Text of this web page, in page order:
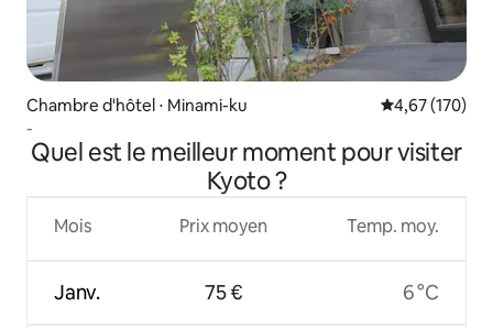
Chambre d'hôtel ⋅ Minami-ku Évaluation
4,67 (170)
-
Quel est le meilleur moment pour visiter
Kyoto ?
Mois
Janv.
Prix moyen
75 €
Temp. moy.
6 °C